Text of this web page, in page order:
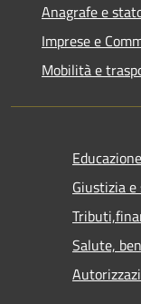
Anagrafe e
Imprese e
Mobilità e
Giustizia
Salute,